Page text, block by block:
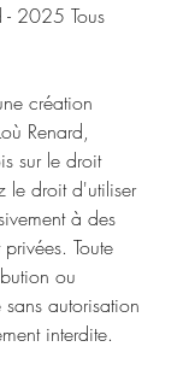
- 2025 Tous
création
Renard,
sur le droit
le droit d'utiliser
à des
Toute
ou
autorisation
interdite.